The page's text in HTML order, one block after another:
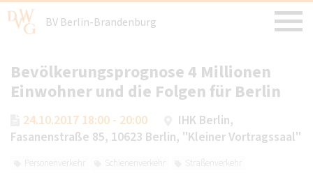
BV Berlin-Brandenburg
Bevölkerungsprognose 4 Millionen
Einwohner und die Folgen für Berlin
24.10.2017 18:00 - 20:00
IHK Berlin,
Fasanenstraße 85, 10623 Berlin, "Kleiner Vortragssaal"
Personenverkehr Schienenverkehr
Straßenverkehr